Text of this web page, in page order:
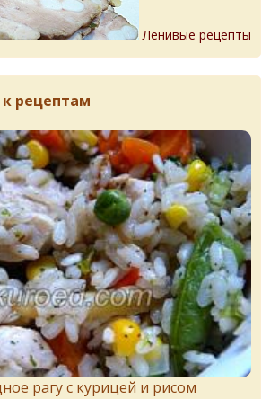
Ленивые рецепты
рецептам
рагу с курицей и рисом